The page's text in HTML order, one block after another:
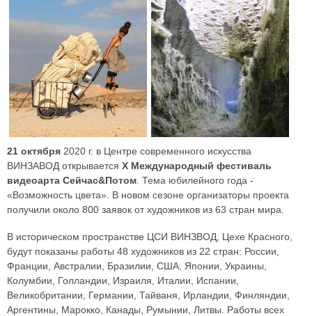
21 октября 2020 г. в Центре современного искусства
ВИНЗАВОД открывается X Международный фестиваль
видеоарта Сейчас&Потом . Тема юбилейного года -
«Возможность цвета». В новом сезоне организаторы проекта
получили около 800 заявок от художников из 63 стран мира.
В историческом пространстве ЦСИ ВИНЗВОД, Цехе Красного,
будут показаны работы 48 художников из 22 стран: России,
Франции, Австралии, Бразилии, США, Японии, Украины,
Колумбии, Голландии, Израиля, Италии, Испании,
Великобритании, Германии, Тайваня, Ирландии, Финляндии,
Аргентины, Марокко, Канады, Румынии, Литвы. Работы всех